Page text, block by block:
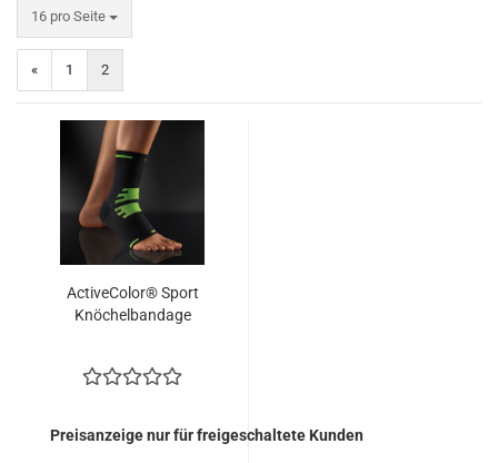
16 pro Seite
pro Seite
« 1 2
ActiveColor® Sport
Knöchelbandage
Preisanzeige nur für freigeschaltete Kunden